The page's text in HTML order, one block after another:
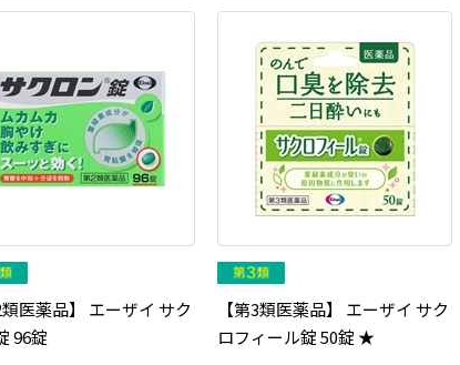
類医薬品】 エーザイ サク
96錠
【第3類医薬品】 エーザイ サク
ロフィール錠 50錠 ★